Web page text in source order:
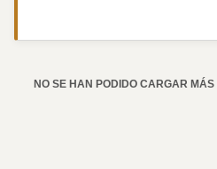
NO SE HAN PODIDO CARGAR MÁS